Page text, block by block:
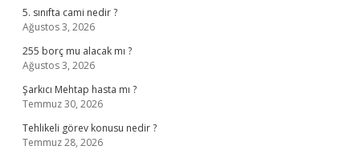
5. sınıfta cami nedir ?
Ağustos 3, 2026
255 borç mu alacak mı ?
Ağustos 3, 2026
Şarkıcı Mehtap hasta mı ?
Temmuz 30, 2026
Tehlikeli görev konusu nedir ?
Temmuz 28, 2026